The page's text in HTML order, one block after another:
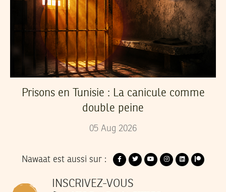
Prisons en Tunisie : La canicule comme
double peine
05 Aug 2026
Nawaat est aussi sur :
INSCRIVEZ-VOUS